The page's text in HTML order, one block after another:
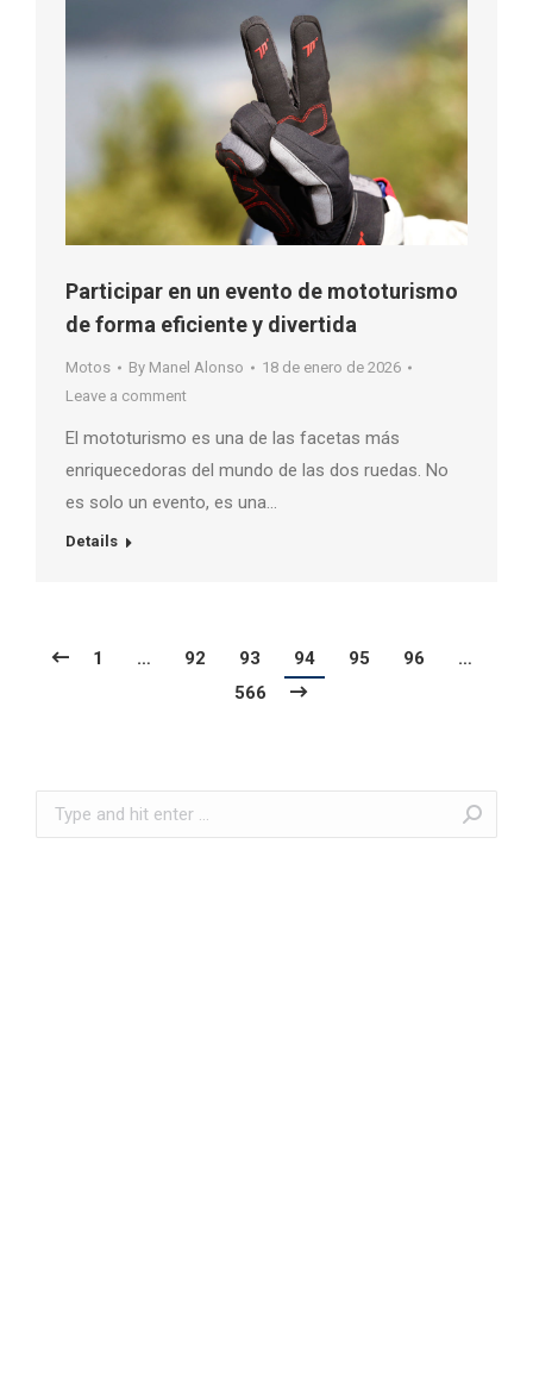
Participar en un evento de mototurismo
de forma eficiente y divertida
Motos By Manel Alonso
18 de enero de 2026
Leave a comment
El mototurismo es una de las facetas más
enriquecedoras del mundo de las dos ruedas. No
es solo un evento, es una…
Details
1 … 92 93 94 95 96
…
566
Search: